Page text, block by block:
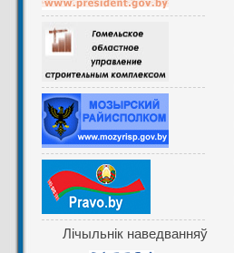
Лічыльнік наведванняў